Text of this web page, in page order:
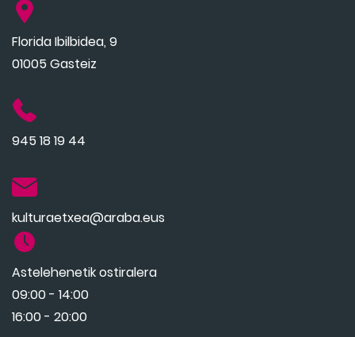
Florida Ibilbidea, 9
01005 Gasteiz
945 18 19 44
kulturaetxea@araba.eus
Astelehenetik ostiralera
09:00 - 14:00
16:00 - 20:00